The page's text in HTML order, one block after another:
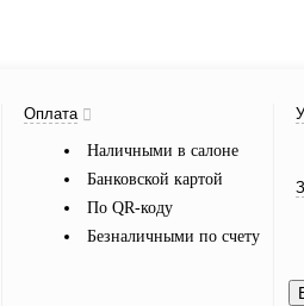
Оплата
Наличными в салоне
Банковской картой
По QR-коду
Безналичными по счету